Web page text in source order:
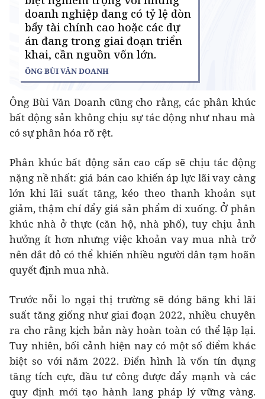
Ông Bùi Văn Doanh cũng cho rằng, các phân khúc
bất động sản không chịu sự tác động như nhau mà
có sự phân hóa rõ rệt.
Phân khúc bất động sản cao cấp sẽ chịu tác động
nặng nề nhất: giá bán cao khiến áp lực lãi vay càng
lớn khi lãi suất tăng, kéo theo thanh khoản sụt
giảm, thậm chí đẩy giá sản phẩm đi xuống. Ở phân
khúc nhà ở thực (căn hộ, nhà phố), tuy chịu ảnh
hưởng ít hơn nhưng việc khoản vay mua nhà trở
nên đắt đỏ có thể khiến nhiều người dân tạm hoãn
quyết định mua nhà.
Trước nỗi lo ngại thị trường sẽ đóng băng khi lãi
suất tăng giống như giai đoạn 2022, nhiều chuyên
ra cho rằng kịch bản này hoàn toàn có thể lặp lại.
Tuy nhiên, bối cảnh hiện nay có một số điểm khác
biệt so với năm 2022. Điển hình là vốn tín dụng
tăng tích cực, đầu tư công được đẩy mạnh và các
quy định mới tạo hành lang pháp lý vững vàng.